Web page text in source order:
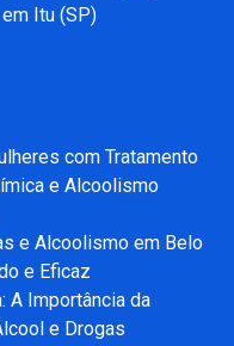
Itu (SP)
com Tratamento
e Alcoolismo
e Alcoolismo em Belo
e Eficaz
A Importância da
e Drogas